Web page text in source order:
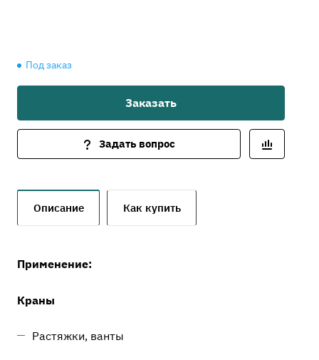
Под заказ
Заказать
Задать вопрос
Описание Как купить
Применение:
Краны
Растяжки, ванты